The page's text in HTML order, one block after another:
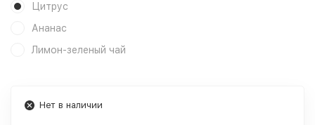
Цитрус
Ананас
Лимон-зеленый чай
Нет в наличии